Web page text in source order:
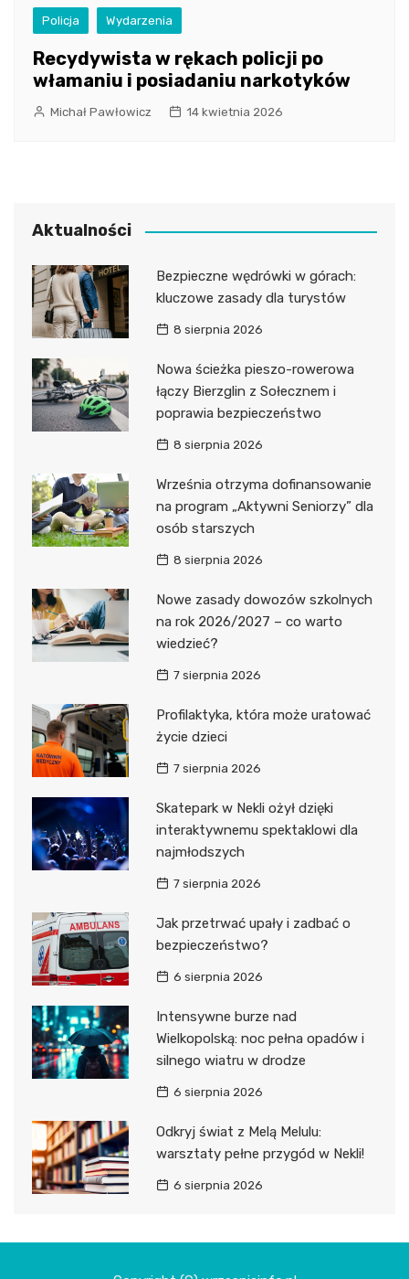
Policja Wydarzenia
Recydywista w rękach policji po
włamaniu i posiadaniu narkotyków
Michał Pawłowicz 14 kwietnia 2026
Aktualności
Bezpieczne wędrówki w górach:
kluczowe zasady dla turystów
8 sierpnia 2026
Nowa ścieżka pieszo-rowerowa
łączy Bierzglin z Sołecznem i
poprawia bezpieczeństwo
8 sierpnia 2026
Września otrzyma dofinansowanie
na program „Aktywni Seniorzy” dla
osób starszych
8 sierpnia 2026
Nowe zasady dowozów szkolnych
na rok 2026/2027 – co warto
wiedzieć?
7 sierpnia 2026
Profilaktyka, która może uratować
życie dzieci
7 sierpnia 2026
Skatepark w Nekli ożył dzięki
interaktywnemu spektaklowi dla
najmłodszych
7 sierpnia 2026
Jak przetrwać upały i zadbać o
bezpieczeństwo?
6 sierpnia 2026
Intensywne burze nad
Wielkopolską: noc pełna opadów i
silnego wiatru w drodze
6 sierpnia 2026
Odkryj świat z Melą Melulu:
warsztaty pełne przygód w Nekli!
6 sierpnia 2026